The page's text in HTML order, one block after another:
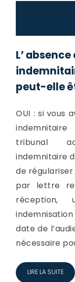
L’
peut-elle
OUI : si vous
tribunal
indemnitaire
de
par lettre
réception,
date de
nécessaire
LIRE LA SUITE